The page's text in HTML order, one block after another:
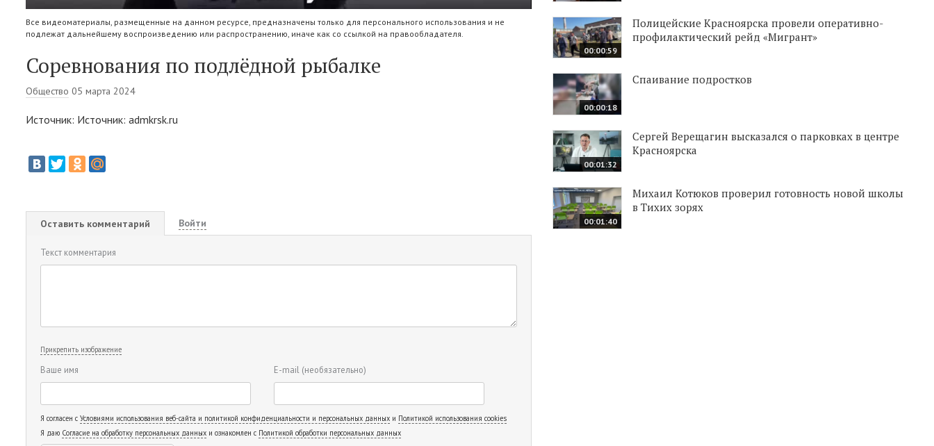
Все видеоматериалы, размещенные на данном ресурсе, предназначены только для персонального использования и не
подлежат дальнейшему воспроизведению или распространению, иначе как со ссылкой на правообладателя.
Соревнования по подлёдной рыбалке
Общество 05 марта 2024
Источник: Источник: admkrsk.ru
Оставить комментарий Войти
Текст комментария
Прикрепить изображение
Ваше имя E-mail (необязательно)
Я согласен с Условиями использования веб-сайта и политикой конфиденциальности и персональных данных и Политикой использования cookies
Я даю Согласие на обработку персональных данных и ознакомлен с Политикой обработки персональных данных
00:00:59
Полицейские Красноярска провели оперативно-
профилактический рейд «Мигрант»
00:00:18
Спаивание подростков
00:01:32
Сергей Верещагин высказался о парковках в центре
Красноярска
00:01:40
Михаил Котюков проверил готовность новой школы
в Тихих зорях